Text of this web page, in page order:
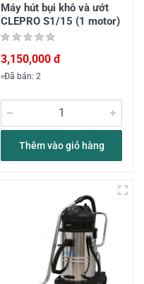
Máy hút bụi khô và ướt
CLEPRO S1/15 (1 motor)
3,150,000 đ
Đã bán: 2
Thêm vào giỏ hàng